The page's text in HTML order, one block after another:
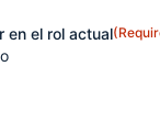
en el rol actual